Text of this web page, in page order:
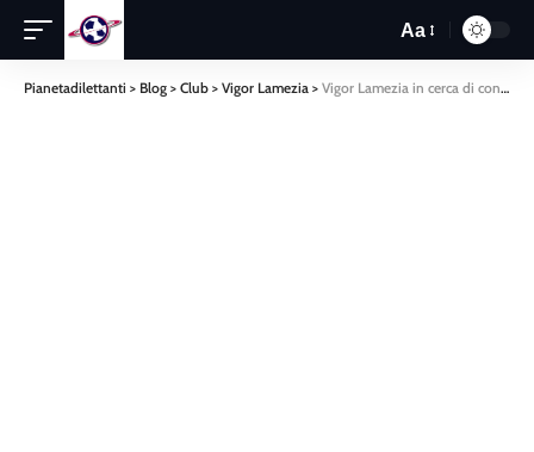
Aa
Pianetadilettanti > Blog > Club > Vigor Lamezia > Vigor Lamezia in cerca di conferme, domenica scontro al vertice contro la ReggioRavagnese